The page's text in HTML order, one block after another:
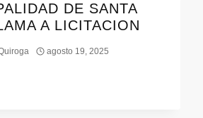
DE SANTA
A LICITACION
agosto 19, 2025